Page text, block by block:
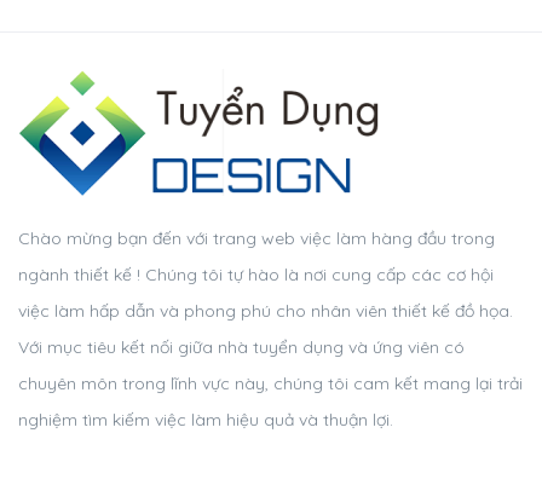
Chào mừng bạn đến với trang web việc làm hàng đầu trong
ngành thiết kế ! Chúng tôi tự hào là nơi cung cấp các cơ hội
việc làm hấp dẫn và phong phú cho nhân viên thiết kế đồ họa.
Với mục tiêu kết nối giữa nhà tuyển dụng và ứng viên có
chuyên môn trong lĩnh vực này, chúng tôi cam kết mang lại trải
nghiệm tìm kiếm việc làm hiệu quả và thuận lợi.